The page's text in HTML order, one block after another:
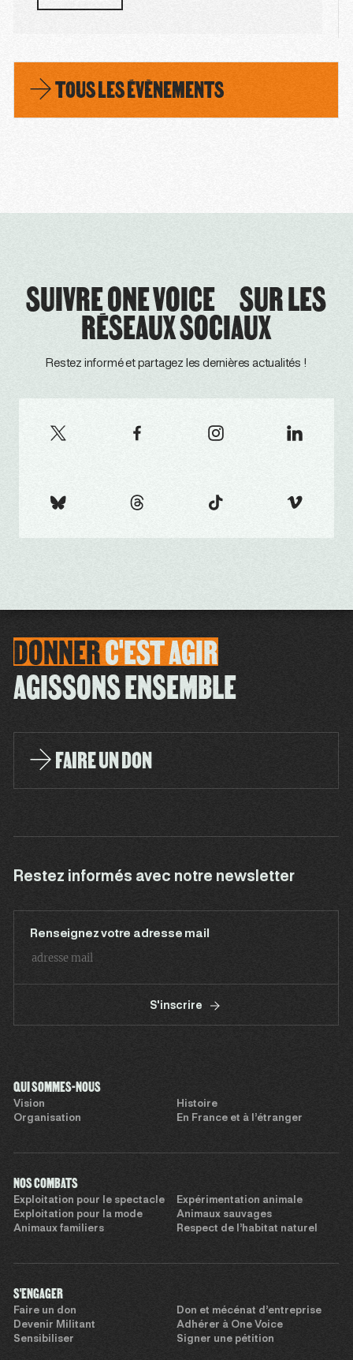
TOUS LES ÉVÈNEMENTS
SUIVRE ONE VOICE SUR LES
RÉSEAUX SOCIAUX
Restez informé et partagez les dernières actualités !
DONNERC'ESTAGIR
AGISSONS ENSEMBLE
FAIRE UN DON
Restez informés avec notre newsletter
Renseignez votre adresse mail
S'inscrire
QUI SOMMES-NOUS
Vision
Histoire
Organisation
En France et à l’étranger
NOS COMBATS
Exploitation pour le spectacle
Expérimentation animale
Exploitation pour la mode
Animaux sauvages
Animaux familiers
Respect de l’habitat naturel
S'ENGAGER
Faire un don
Don et mécénat d’entreprise
Devenir Militant
Adhérer à One Voice
Sensibiliser
Signer une pétition